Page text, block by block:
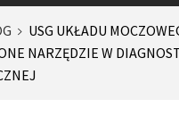
USG UKŁADU
NARZĘDZIE W